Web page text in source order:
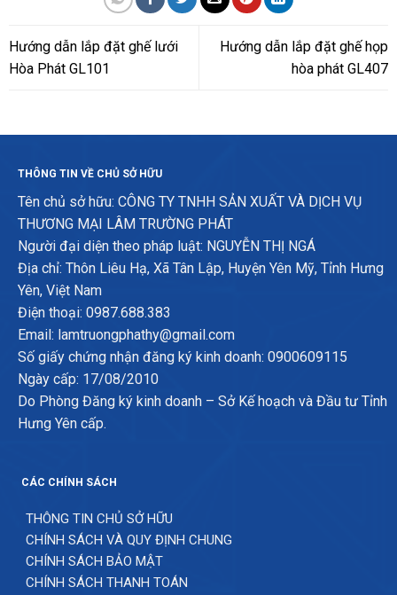
Hướng dẫn lắp đặt ghế lưới
Hòa Phát GL101
Hướng dẫn lắp đặt ghế họp
hòa phát GL407
THÔNG TIN VỀ CHỦ SỞ HỮU
Tên chủ sở hữu: CÔNG TY TNHH SẢN XUẤT VÀ DỊCH VỤ
THƯƠNG MẠI LÂM TRƯỜNG PHÁT
Người đại diện theo pháp luật: NGUYỄN THỊ NGÁ
Địa chỉ: Thôn Liêu Hạ, Xã Tân Lập, Huyện Yên Mỹ, Tỉnh Hưng
Yên, Việt Nam
Điện thoại: 0987.688.383
Email: lamtruongphathy@gmail.com
Số giấy chứng nhận đăng ký kinh doanh: 0900609115
Ngày cấp: 17/08/2010
Do Phòng Đăng ký kinh doanh – Sở Kế hoạch và Đầu tư Tỉnh
Hưng Yên cấp.
CÁC CHÍNH SÁCH
THÔNG TIN CHỦ SỞ HỮU
CHÍNH SÁCH VÀ QUY ĐỊNH CHUNG
CHÍNH SÁCH BẢO MẬT
CHÍNH SÁCH THANH TOÁN